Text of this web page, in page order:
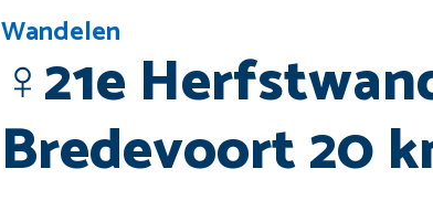
Wandelen
‍♀️21e
Bredevoort 20